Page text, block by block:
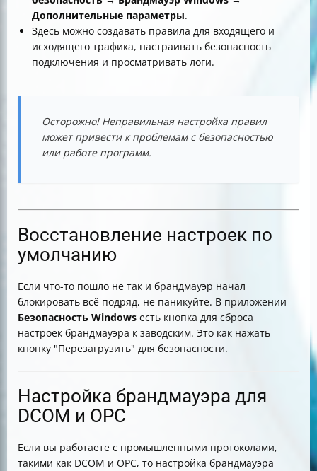
Дополнительные параметры.
Здесь можно создавать правила для входящего и
исходящего трафика, настраивать безопасность
подключения и просматривать логи.
Осторожно! Неправильная настройка правил
может привести к проблемам с безопасностью
или работе программ.
Восстановление настроек по
умолчанию
Если что-то пошло не так и брандмауэр начал
блокировать всё подряд, не паникуйте. В приложении
Безопасность Windows есть кнопка для сброса
настроек брандмауэра к заводским. Это как нажать
кнопку "Перезагрузить" для безопасности.
Настройка брандмауэра для
DCOM и OPC
Если вы работаете с промышленными протоколами,
такими как DCOM и OPC, то настройка брандмауэра